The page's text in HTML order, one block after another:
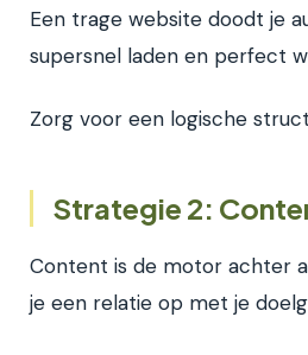
Een trage website doodt je
supersnel laden en perfect
Zorg voor een logische
Strategie 2:
Content is de motor achter
je een relatie op met je